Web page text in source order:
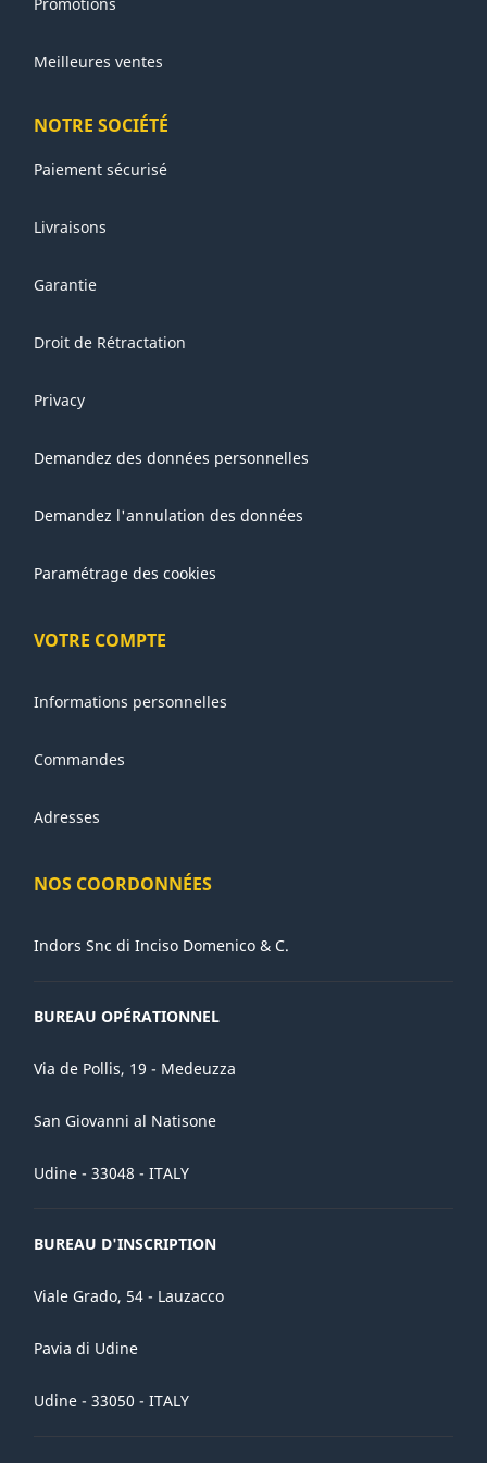
Alimentation disponible :
Conditions environnementales :
Meilleures ventes
NOTRE SOCIÉTÉ
Paiement sécurisé
Livraisons
Garantie
Droit de Rétractation
Privacy
Demandez des données personnelles
Demandez l'annulation des données
Paramétrage des cookies
VOTRE COMPTE
Informations personnelles
Commandes
Adresses
NOS COORDONNÉES
Indors Snc di Inciso Domenico & C.
BUREAU OPÉRATIONNEL
Via de Pollis, 19 - Medeuzza
San Giovanni al Natisone
Udine - 33048 - ITALY
BUREAU D'INSCRIPTION
Viale Grado, 54 - Lauzacco
Pavia di Udine
Udine - 33050 - ITALY